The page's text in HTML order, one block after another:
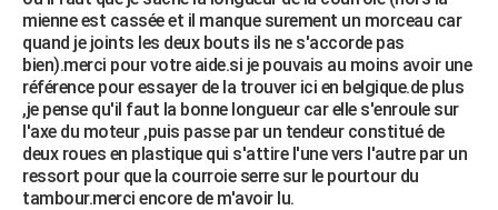
mienne est cassée et il manque surement un morceau car
quand je joints les deux bouts ils ne s'accorde pas
bien).merci pour votre aide.si je pouvais au moins avoir une
référence pour essayer de la trouver ici en belgique.de plus
,je pense qu'il faut la bonne longueur car elle s'enroule sur
l'axe du moteur ,puis passe par un tendeur constitué de
deux roues en plastique qui s'attire l'une vers l'autre par un
ressort pour que la courroie serre sur le pourtour du
tambour.merci encore de m'avoir lu.